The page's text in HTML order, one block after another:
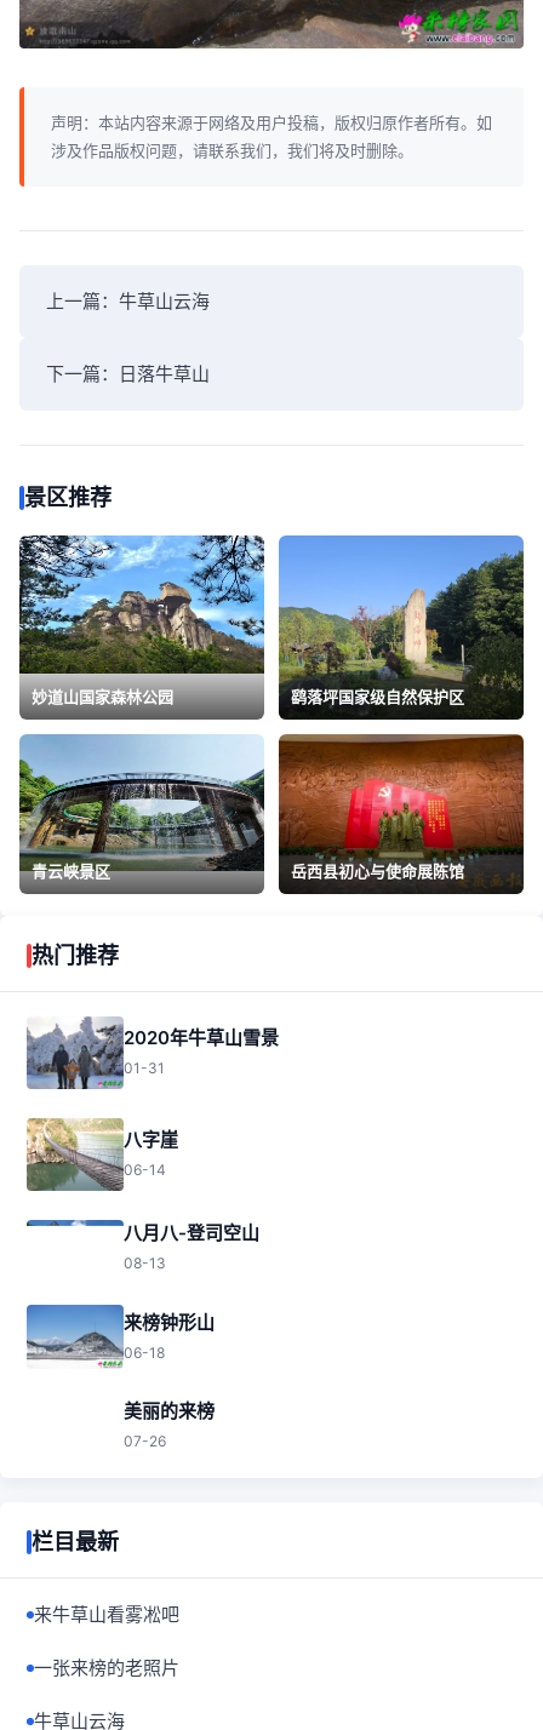
声明：本站内容来源于网络及用户投稿，版权归原作者所有。如
涉及作品版权问题，请联系我们，我们将及时删除。
上一篇： 牛草山云海
下一篇： 日落牛草山
景区推荐
妙道山国家森林公园 鹞落坪国家级自然保护区
青云峡景区 岳西县初心与使命展陈馆
热门推荐
2020年牛草山雪景
01-31
八字崖
06-14
八月八-登司空山
08-13
来榜钟形山
06-18
栏目最新